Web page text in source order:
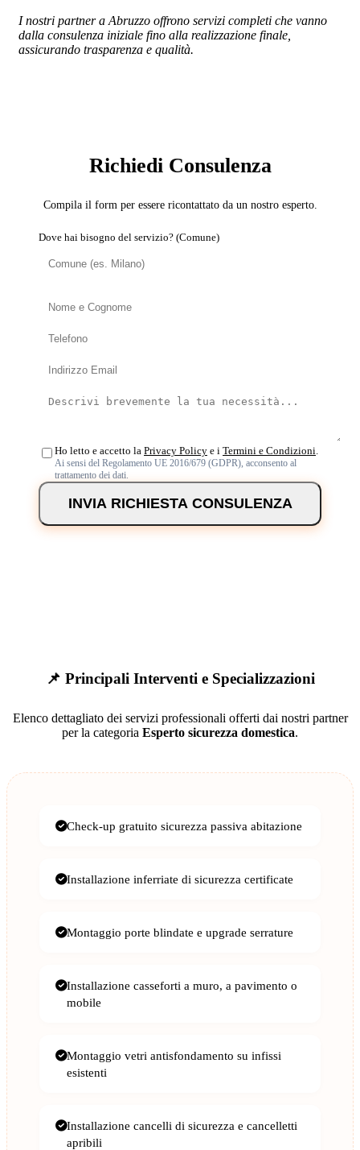
I nostri partner a Abruzzo offrono servizi completi che vanno
dalla consulenza iniziale fino alla realizzazione finale,
assicurando trasparenza e qualità.
Richiedi Consulenza
Compila il form per essere ricontattato da un nostro esperto.
Dove hai bisogno del servizio? (Comune)
Ho letto e accetto la Privacy Policy e i Termini e Condizioni.
Ai sensi del Regolamento UE 2016/679 (GDPR), acconsento al
trattamento dei dati.
INVIA RICHIESTA CONSULENZA
📌 Principali Interventi e Specializzazioni
Elenco dettagliato dei servizi professionali offerti dai nostri partner
per la categoria Esperto sicurezza domestica.
Check-up gratuito sicurezza passiva abitazione
Installazione inferriate di sicurezza certificate
Montaggio porte blindate e upgrade serrature
Installazione casseforti a muro, a pavimento o
mobile
Montaggio vetri antisfondamento su infissi
esistenti
Installazione cancelli di sicurezza e cancelletti
apribili